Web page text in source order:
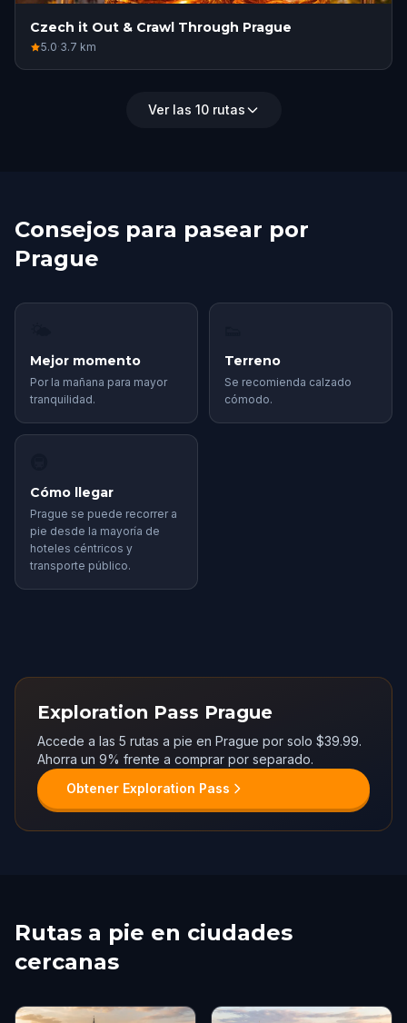
Czech it Out & Crawl Through Prague
5.0·3.7 km
Ver las 10 rutas
Consejos para pasear por
Prague
Mejor momento
Por la mañana para mayor
tranquilidad.
Terreno
Se recomienda calzado
cómodo.
Cómo llegar
Prague se puede recorrer a
pie desde la mayoría de
hoteles céntricos y
transporte público.
Exploration Pass Prague
Accede a las 5 rutas a pie en Prague por solo $39.99.
Ahorra un 9% frente a comprar por separado.
Obtener Exploration Pass
Rutas a pie en ciudades
cercanas